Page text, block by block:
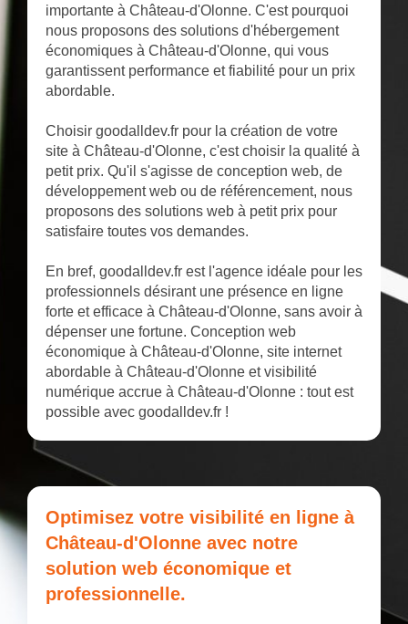
importante à Château-d'Olonne. C'est pourquoi
nous proposons des solutions d'hébergement
économiques à Château-d'Olonne, qui vous
garantissent performance et fiabilité pour un prix
abordable.
Choisir goodalldev.fr pour la création de votre
site à Château-d'Olonne, c'est choisir la qualité à
petit prix. Qu'il s'agisse de conception web, de
développement web ou de référencement, nous
proposons des solutions web à petit prix pour
satisfaire toutes vos demandes.
En bref, goodalldev.fr est l'agence idéale pour les
professionnels désirant une présence en ligne
forte et efficace à Château-d'Olonne, sans avoir à
dépenser une fortune. Conception web
économique à Château-d'Olonne, site internet
abordable à Château-d'Olonne et visibilité
numérique accrue à Château-d'Olonne : tout est
possible avec goodalldev.fr !
Optimisez votre visibilité en ligne à
Château-d'Olonne avec notre
solution web économique et
professionnelle.